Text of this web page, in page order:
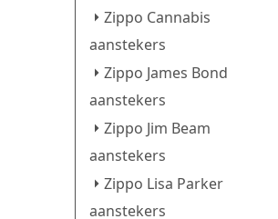
Zippo Cannabis
aanstekers
Zippo James Bond
aanstekers
Zippo Jim Beam
aanstekers
Zippo Lisa Parker
aanstekers